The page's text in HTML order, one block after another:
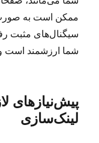
ممکن است به صورت
سیگنال‌های مثبت
شما ارزشمند است و
پیش‌نیازهای
لینک‌سازی